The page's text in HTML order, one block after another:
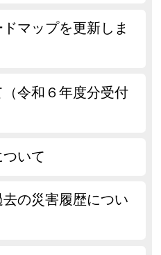
マップを更新しま
令和６年度分受付
いて
の災害履歴につい